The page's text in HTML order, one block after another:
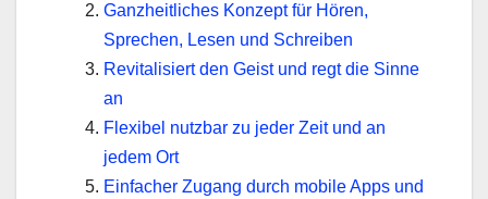
Ganzheitliches Konzept für Hören,
Sprechen, Lesen und Schreiben
Revitalisiert den Geist und regt die Sinne
an
Flexibel nutzbar zu jeder Zeit und an
jedem Ort
Einfacher Zugang durch mobile Apps und